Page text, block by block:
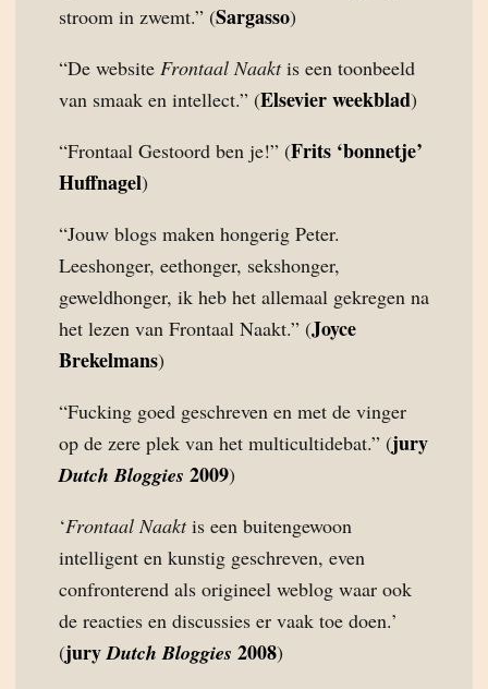
stroom in zwemt.” (Sargasso)
“De website Frontaal Naaktis een toonbeeld
van smaak en intellect.” (Elsevier weekblad)
“Frontaal Gestoord ben je!” (Frits ‘bonnetje’
Huffnagel)
“Jouw blogs maken hongerig Peter.
Leeshonger, eethonger, sekshonger,
geweldhonger, ik heb het allemaal gekregen na
het lezen van Frontaal Naakt.” (Joyce
Brekelmans)
“Fucking goed geschreven en met de vinger
op de zere plek van het multicultidebat.” (jury
Dutch Bloggies 2009)
‘Frontaal Naaktis een buitengewoon
intelligent en kunstig geschreven, even
confronterend als origineel weblog waar ook
de reacties en discussies er vaak toe doen.’
(juryDutch Bloggies 2008)